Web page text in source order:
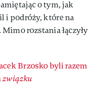
o tym, jak
i podróży, które na
rozstania łączyły
Brzosko byli razem
związku